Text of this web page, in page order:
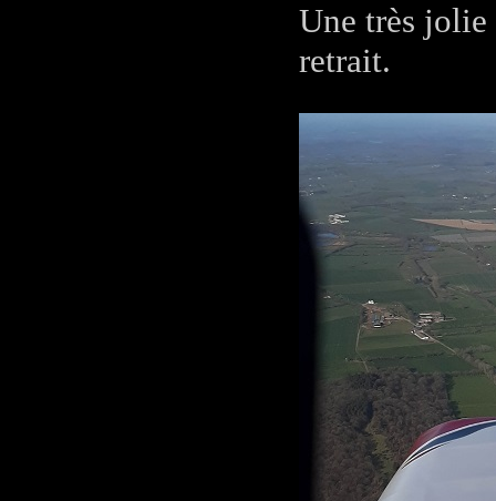
Une très jolie
retrait.